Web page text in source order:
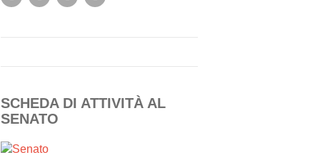
SCHEDA DI ATTIVITÀ AL
SENATO